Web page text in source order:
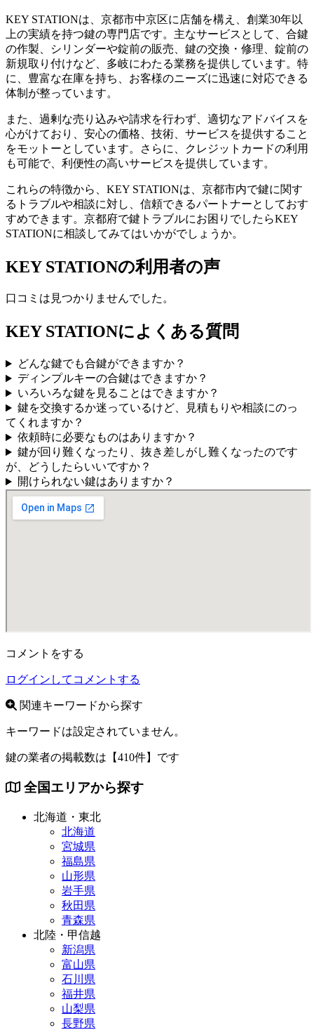
KEY STATIONは、京都市中京区に店舗を構え、創業30年以
上の実績を持つ鍵の専門店です。主なサービスとして、合鍵
の作製、シリンダーや錠前の販売、鍵の交換・修理、錠前の
新規取り付けなど、多岐にわたる業務を提供しています。特
に、豊富な在庫を持ち、お客様のニーズに迅速に対応できる
体制が整っています。
また、過剰な売り込みや請求を行わず、適切なアドバイスを
心がけており、安心の価格、技術、サービスを提供すること
をモットーとしています。さらに、クレジットカードの利用
も可能で、利便性の高いサービスを提供しています。
これらの特徴から、KEY STATIONは、京都市内で鍵に関す
るトラブルや相談に対し、信頼できるパートナーとしておす
すめできます。京都府で鍵トラブルにお困りでしたらKEY
STATIONに相談してみてはいかがでしょうか。
KEY STATIONの利用者の声
口コミは見つかりませんでした。
KEY STATIONによくある質問
どんな鍵でも合鍵ができますか？
ディンプルキーの合鍵はできますか？
いろいろな鍵を見ることはできますか？
鍵を交換するか迷っているけど、見積もりや相談にのっ
てくれますか？
依頼時に必要なものはありますか？
鍵が回り難くなったり、抜き差しがし難くなったのです
が、どうしたらいいですか？
開けられない鍵はありますか？
コメントをする
ログインしてコメントする
関連キーワードから探す
キーワードは設定されていません。
鍵の業者の掲載数は 【410件】 です
全国エリアから探す
北海道・東北
北海道
宮城県
福島県
山形県
岩手県
秋田県
青森県
北陸・甲信越
新潟県
富山県
石川県
福井県
山梨県
長野県